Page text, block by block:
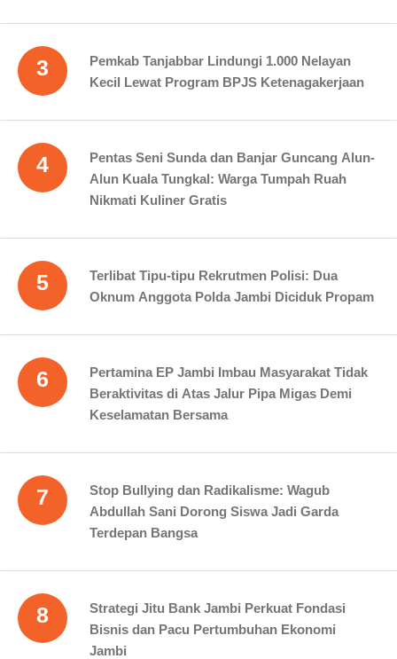
3
Pemkab Tanjabbar Lindungi 1.000 Nelayan
Kecil Lewat Program BPJS Ketenagakerjaan
4
Pentas Seni Sunda dan Banjar Guncang Alun-
Alun Kuala Tungkal: Warga Tumpah Ruah
Nikmati Kuliner Gratis
5
Terlibat Tipu-tipu Rekrutmen Polisi: Dua
Oknum Anggota Polda Jambi Diciduk Propam
6
Pertamina EP Jambi Imbau Masyarakat Tidak
Beraktivitas di Atas Jalur Pipa Migas Demi
Keselamatan Bersama
7
Stop Bullying dan Radikalisme: Wagub
Abdullah Sani Dorong Siswa Jadi Garda
Terdepan Bangsa
8
Strategi Jitu Bank Jambi Perkuat Fondasi
Bisnis dan Pacu Pertumbuhan Ekonomi
Jambi